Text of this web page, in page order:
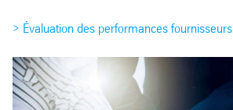
> Évaluation des performances fournisseurs